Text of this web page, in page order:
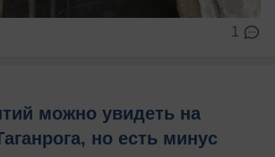
1
можно увидеть на
но есть минус